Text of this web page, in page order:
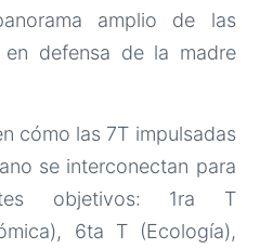
amplio de las
en defensa de la madre
cómo las 7T impulsadas
se interconectan para
objetivos: 1ra T
6ta T (Ecología),